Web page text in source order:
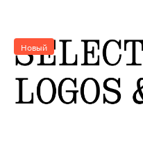
Новый